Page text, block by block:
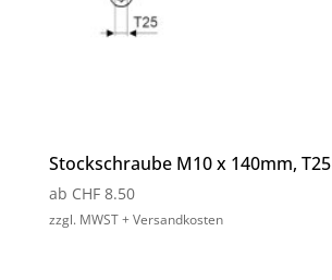
Stockschraube M10 x 140mm, T25
ab CHF8.50
zzgl. MWST + Versandkosten